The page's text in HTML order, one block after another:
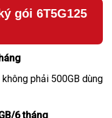
gói 6T5G125
không phải 500GB dùng
6 tháng